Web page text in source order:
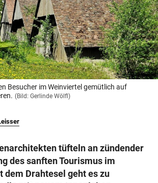
GmbH & Co KG 2026
Wien
Besucher im Weinviertel gemütlich auf
(Bild: Gerlinde Wölfl)
tüfteln an zündender
des sanften Tourismus im
dem Drahtesel geht es zu